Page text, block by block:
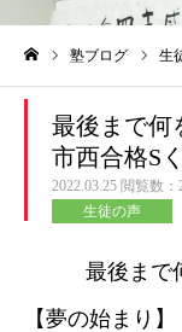
塾ブログ 生
最後まで何
市西合格S
2022.03.25 閲覧数：
生徒の声
最後まで
【夢の始まり】